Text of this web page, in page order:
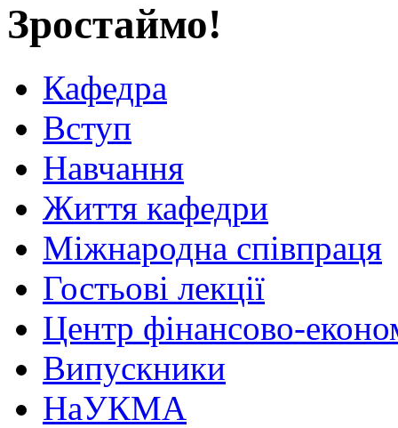
Зростаймо!
Кафедра
Вступ
Навчання
Життя кафедри
Міжнародна співпраця
Гостьові лекції
Центр фінансово-
Випускники
НаУКМА